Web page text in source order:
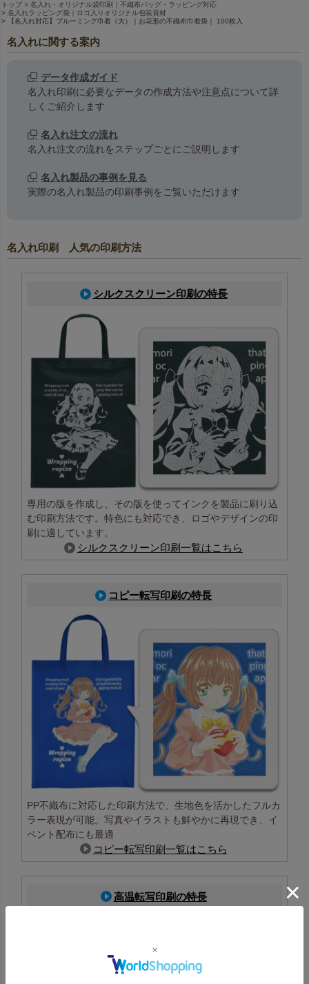
トップ
名入れ・オリジナル袋印刷｜不織布バッグ・ラッピング対応
名入れラッピング袋｜ロゴ入りオリジナル包装資材
【名入れ対応】ブルーミング巾着（大）｜お花形の不織布巾着袋｜ 100枚入
名入れに関する案内
データ作成ガイド
名入れ印刷に必要なデータの作成方法や注意点について詳
しくご紹介します
名入れ注文の流れ
名入れ注文の流れをステップごとにご説明します
名入れ製品の事例を見る
実際の名入れ製品の印刷事例をご覧いただけます
名入れ印刷 人気の印刷方法
シルクスクリーン印刷の特長
専用の版を作成し、その版を使ってインクを製品に刷り込
む印刷方法です。特色にも対応でき、ロゴやデザインの印
刷に適しています。
シルクスクリーン印刷一覧はこちら
コピー転写印刷の特長
PP不織布に対応した印刷方法で、生地色を活かしたフルカ
ラー表現が可能。写真やイラストも鮮やかに再現でき、イ
ベント配布にも最適
コピー転写印刷一覧はこちら
高温転写印刷の特長